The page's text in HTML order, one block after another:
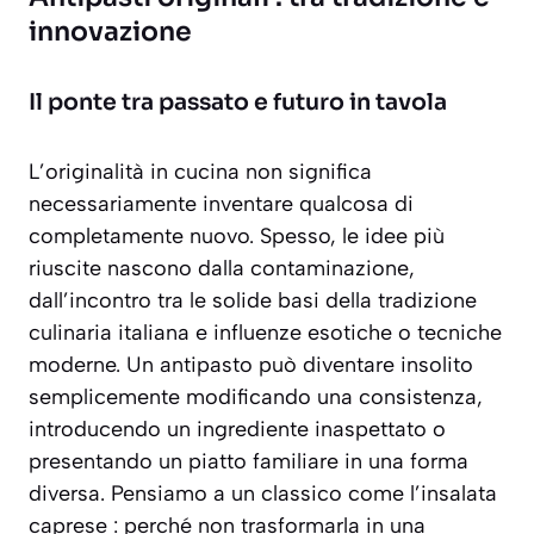
innovazione
Il ponte tra passato e futuro in tavola
L’originalità in cucina non significa
necessariamente inventare qualcosa di
completamente nuovo. Spesso, le idee più
riuscite nascono dalla contaminazione,
dall’incontro tra le solide basi della tradizione
culinaria italiana e influenze esotiche o tecniche
moderne. Un antipasto può diventare insolito
semplicemente modificando una consistenza,
introducendo un ingrediente inaspettato o
presentando un piatto familiare in una forma
diversa. Pensiamo a un classico come l’insalata
caprese : perché non trasformarla in una